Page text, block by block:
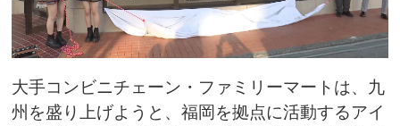
大手コンビニチェーン・ファミリーマートは、九
州を盛り上げようと、福岡を拠点に活動するアイ